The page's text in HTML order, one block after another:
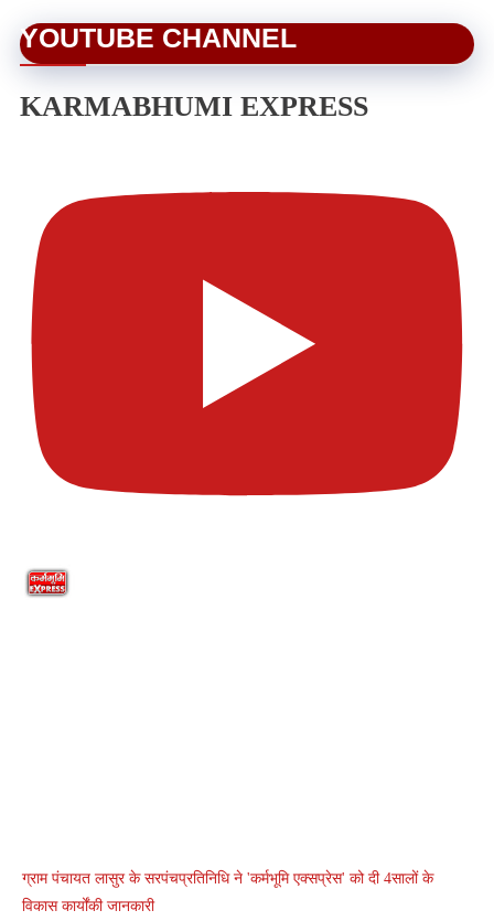
YOUTUBE CHANNEL
KARMABHUMI EXPRESS
ग्राम पंचायत लासुर के सरपंचप्रतिनिधि ने 'कर्मभूमि एक्सप्रेस' को दी 4सालों के
विकास कार्योंकी जानकारी